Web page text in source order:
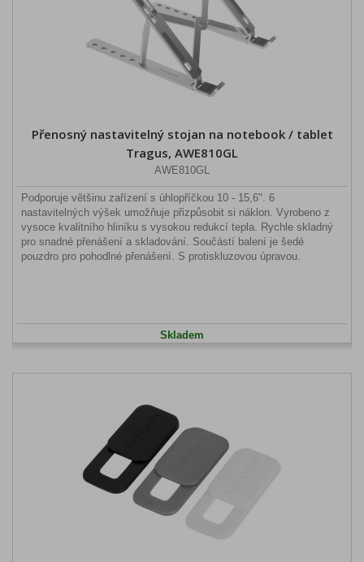
Přenosný nastavitelný stojan na notebook / tablet
Tragus, AWE810GL
AWE810GL
Podporuje většinu zařízení s úhlopříčkou 10 - 15,6". 6
nastavitelných výšek umožňuje přizpůsobit si náklon. Vyrobeno z
vysoce kvalitního hliníku s vysokou redukcí tepla. Rychle skladný
pro snadné přenášení a skladování. Součástí balení je šedé
pouzdro pro pohodlné přenášení. S protiskluzovou úpravou.
Skladem